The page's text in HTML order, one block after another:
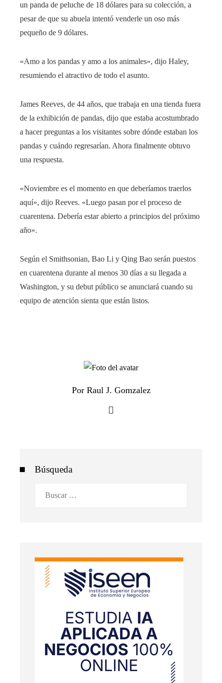
un panda de peluche de 18 dólares para su colección, a
pesar de que su abuela intentó venderle un oso más
pequeño de 9 dólares.
«Amo a los pandas y amo a los animales», dijo Haley,
resumiendo el atractivo de todo el asunto.
James Reeves, de 44 años, que trabaja en una tienda fuera
de la exhibición de pandas, dijo que estaba acostumbrado
a hacer preguntas a los visitantes sobre dónde estaban los
pandas y cuándo regresarían. Ahora finalmente obtuvo
una respuesta.
«Noviembre es el momento en que deberíamos traerlos
aquí», dijo Reeves. «Luego pasan por el proceso de
cuarentena. Debería estar abierto a principios del próximo
año».
Según el Smithsonian, Bao Li y Qing Bao serán puestos
en cuarentena durante al menos 30 días a su llegada a
Washington, y su debut público se anunciará cuando su
equipo de atención sienta que están listos.
Por Raul J. Gomzalez
Búsqueda